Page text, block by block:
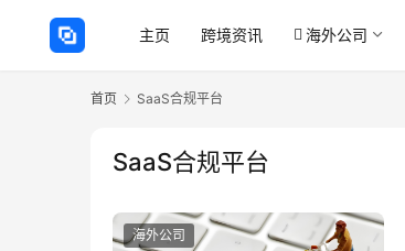
主页 跨境资讯 海外公司
首页 SaaS合规平台
SaaS合规平台
海外公司